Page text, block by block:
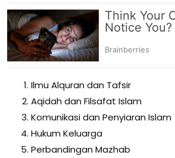
Ilmu Alquran dan Tafsir
Aqidah dan Filsafat Islam
Komunikasi dan Penyiaran Islam
Hukum Keluarga
Perbandingan Mazhab